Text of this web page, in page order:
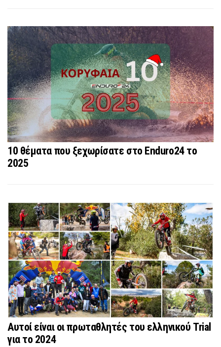
10 θέματα που ξεχωρίσατε στο Enduro24 το
2025
Αυτοί είναι οι πρωταθλητές του ελληνικού Trial
για το 2024